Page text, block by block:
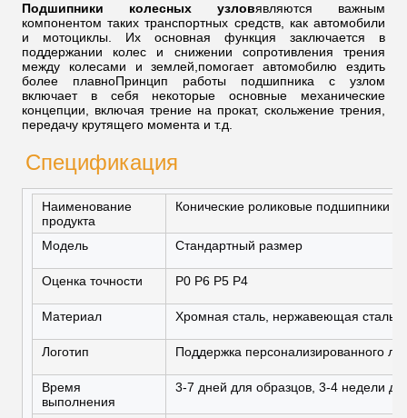
Подшипники колесных узловявляются важным
компонентом таких транспортных средств, как автомобили
и мотоциклы. Их основная функция заключается в
поддержании колес и снижении сопротивления трения
между колесами и землей,помогает автомобилю ездить
более плавноПринцип работы подшипника с узлом
включает в себя некоторые основные механические
концепции, включая трение на прокат, скольжение трения,
передачу крутящего момента и т.д.
Спецификация
Наименование
продукта
Конические роликовые подшипники
Модель Стандартный размер
Оценка точности P0 P6 P5 P4
Материал Хромная сталь, нержавеющая сталь
Логотип Поддержка персонализированного
Время
выполнения
3-7 дней для образцов, 3-4 недели